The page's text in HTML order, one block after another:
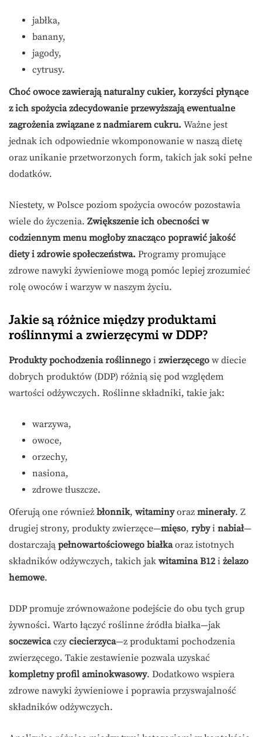
jabłka,
banany,
jagody,
cytrusy.
Choć owoce zawierają naturalny cukier, korzyści płynące
z ich spożycia zdecydowanie przewyższają ewentualne
zagrożenia związane z nadmiarem cukru. Ważne jest
jednak ich odpowiednie wkomponowanie w naszą dietę
oraz unikanie przetworzonych form, takich jak soki pełne
dodatków.
Niestety, w Polsce poziom spożycia owoców pozostawia
wiele do życzenia. Zwiększenie ich obecności w
codziennym menu mogłoby znacząco poprawić jakość
diety i zdrowie społeczeństwa. Programy promujące
zdrowe nawyki żywieniowe mogą pomóc lepiej zrozumieć
rolę owoców i warzyw w naszym życiu.
Jakie są różnice między produktami
roślinnymi a zwierzęcymi w DDP?
Produkty pochodzenia roślinnego i zwierzęcego w diecie
dobrych produktów (DDP) różnią się pod względem
wartości odżywczych. Roślinne składniki, takie jak:
warzywa,
owoce,
orzechy,
nasiona,
zdrowe tłuszcze.
Oferują one również błonnik, witaminyoraz minerały. Z
drugiej strony, produkty zwierzęce—mięso, rybyi nabiał—
dostarczają pełnowartościowego białkaoraz istotnych
składników odżywczych, takich jak witamina B12 i żelazo
hemowe.
DDP promuje zrównoważone podejście do obu tych grup
żywności. Warto łączyć roślinne źródła białka—jak
soczewicaczy ciecierzyca—z produktami pochodzenia
zwierzęcego. Takie zestawienie pozwala uzyskać
kompletny profil aminokwasowy. Dodatkowo wspiera
zdrowe nawyki żywieniowe i poprawia przyswajalność
składników odżywczych.